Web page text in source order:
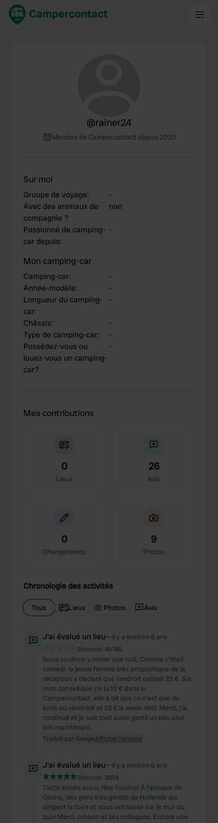
@rainer24
Membre de Campercontact depuis 2020
Sur moi
Groupe de voyage:
-
Avec des animaux de
compagnie ?
non
Passionné de camping-
car depuis:
-
Mon camping-car
Camping-car:
-
Année-modèle:
-
Longueur du camping-
car:
-
Châssis:
-
Type de camping-car:
-
Possédez-vous ou
louez-vous un camping-
car?
-
Mes contributions
0
Lieux
26
Avis
0
Changements
9
Photos
Chronologie des activités
Tous Lieux Photos Avis
J'ai évalué un lieu—il y a environ 6 ans
Sitecode: 49746
Nous voulions y rester une nuit. Comme c'était
samedi, la jeune femme très antipathique de la
réception a déclaré que l'endroit coûtait 25 €. Sur
mon conseil que j'ai lu 10 € dans le
Campercontact, elle a dit que ce n'est que du
lundi au vendredi et 25 € le week-end. Merci, j'ai
continué et je suis tout aussi gentil un peu plus
loin maintenant.
Traduit par GoogleAfficher l'original
J'ai évalué un lieu—il y a environ 6 ans
Sitecode: 8854
Cette année aussi, fête foraine! À l'époque de
Corina, des gens très gentils de Hollande qui
dirigent la foire et nous ont laissé sur le mur du
quai Merci Johann et ses collègues. Encore une